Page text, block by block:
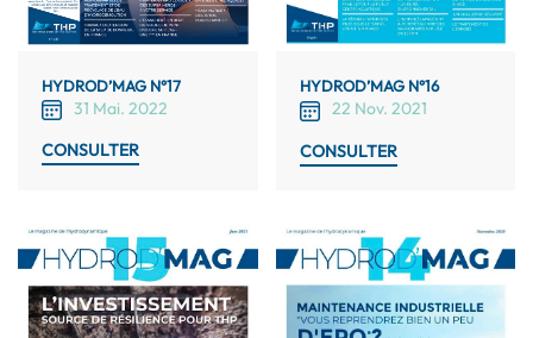
HYDROD’MAG N°17
31 Mai. 2022
CONSULTER
HYDROD’MAG N°16
22 Nov. 2021
CONSULTER